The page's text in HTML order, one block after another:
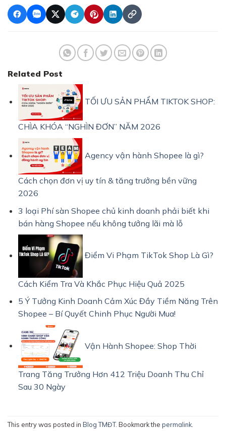
Related Post
TỐI ƯU SẢN PHẨM TIKTOK SHOP:
CHÌA KHÓA “NGHÌN ĐƠN” NĂM 2026
Agency vận hành Shopee là gì?
Cách chọn đơn vị uy tín & tăng trưởng bền vững
2026
3 loại Phí sàn Shopee chủ kinh doanh phải biết khi
bán hàng Shopee nếu không tưởng lãi mà lỗ
Điểm Vi Phạm TikTok Shop Là Gì?
Cách Kiểm Tra Và Khắc Phục Hiệu Quả 2025
5 Ý Tưởng Kinh Doanh Cảm Xúc Đầy Tiềm Năng Trên
Shopee – Bí Quyết Chinh Phục Người Mua!
Vận Hành Shopee: Shop Thời
Trang Tăng Trưởng Hơn 412 Triệu Doanh Thu Chỉ
Sau 30 Ngày
This entry was posted in Blog TMĐT. Bookmark the permalink.